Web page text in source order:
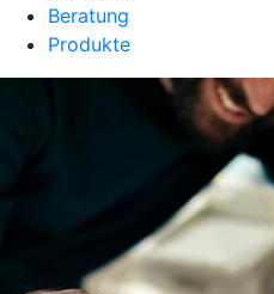
Beratung
Produkte